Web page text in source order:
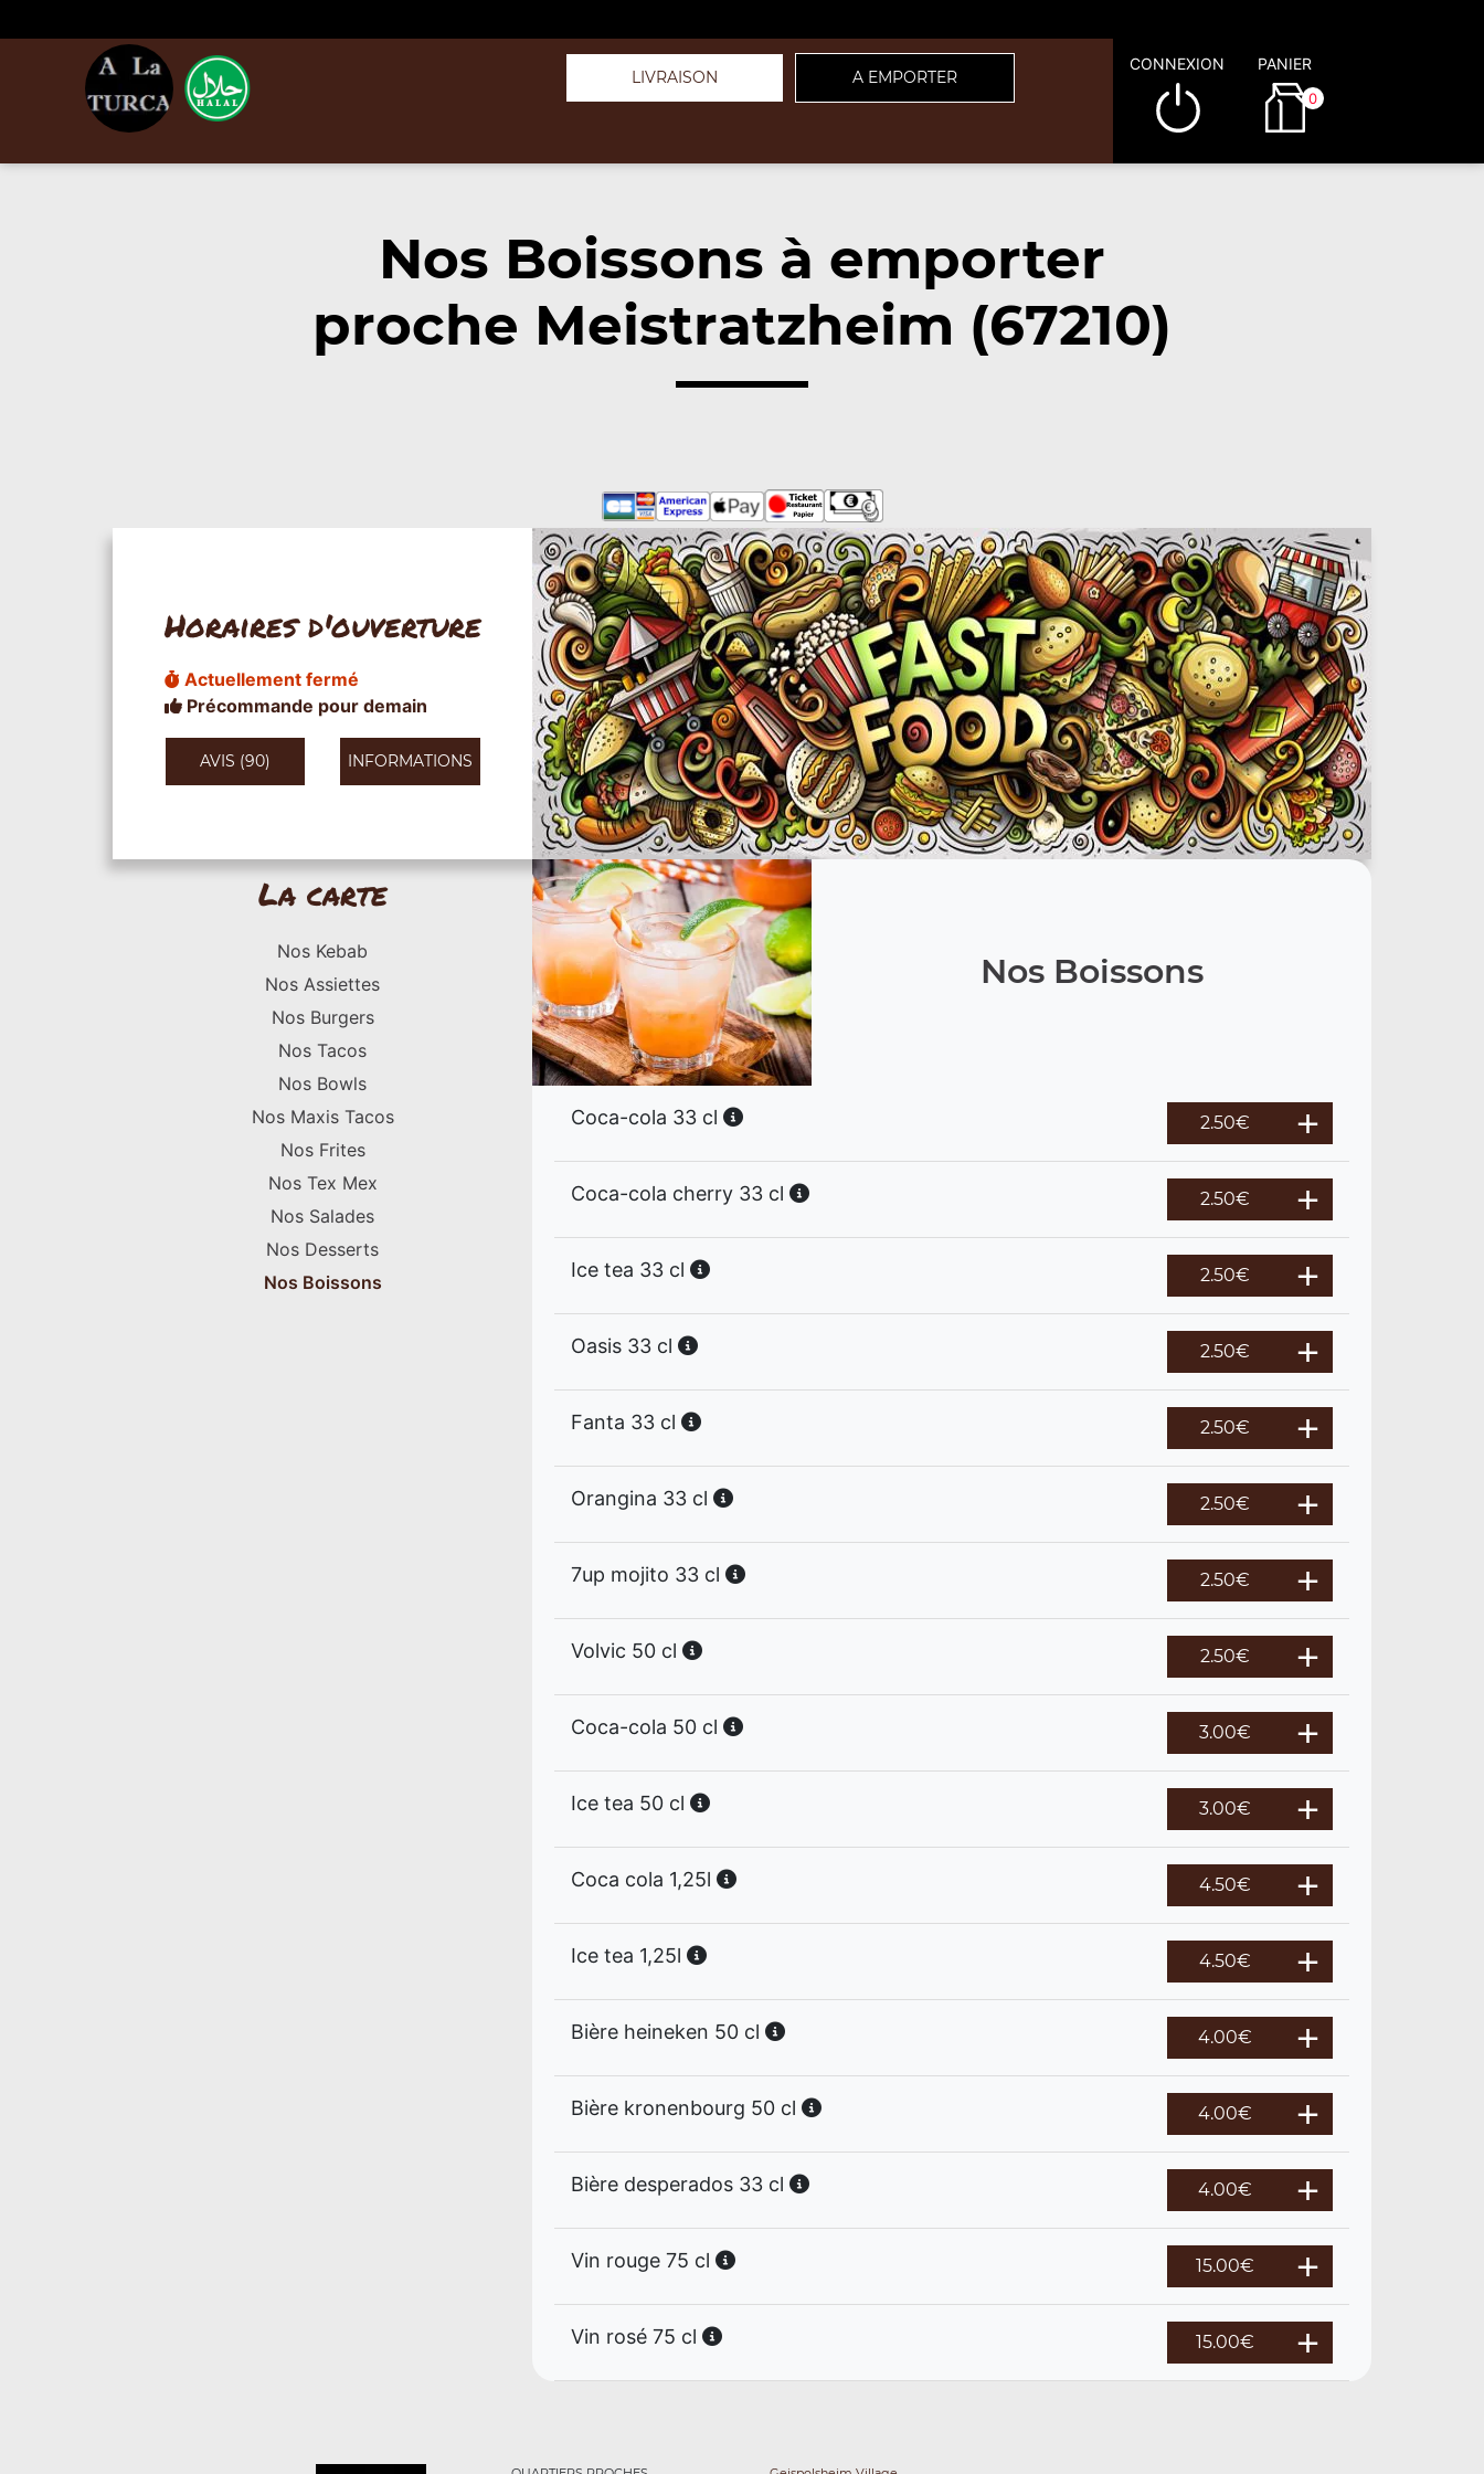
LIVRAISON A EMPORTER
CONNEXION PANIER
0
Nos Boissons à emporter
proche Meistratzheim (67210)
Horaires d'ouverture
Actuellement fermé
Précommande pour demain
AVIS (90) INFORMATIONS
La carte
Nos Kebab
Nos Assiettes
Nos Burgers
Nos Tacos
Nos Bowls
Nos Maxis Tacos
Nos Frites
Nos Tex Mex
Nos Salades
Nos Desserts
Nos Boissons
Nos Boissons
Coca-cola 33 cl 2.50€
Coca-cola cherry 33 cl 2.50€
Ice tea 33 cl 2.50€
Oasis 33 cl 2.50€
Fanta 33 cl 2.50€
Orangina 33 cl 2.50€
7up mojito 33 cl 2.50€
Volvic 50 cl 2.50€
Coca-cola 50 cl 3.00€
Ice tea 50 cl 3.00€
Coca cola 1,25l 4.50€
Ice tea 1,25l 4.50€
Bière heineken 50 cl 4.00€
Bière kronenbourg 50 cl 4.00€
Bière desperados 33 cl 4.00€
Vin rouge 75 cl 15.00€
Vin rosé 75 cl 15.00€